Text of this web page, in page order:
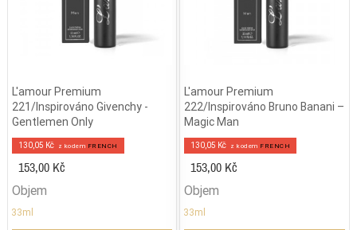
L'amour Premium
221/Inspirováno Givenchy -
Gentlemen Only
130,05 Kč z kodem FRENCH
153,00 Kč
Objem
33ml
L'amour Premium
222/Inspirováno Bruno Banani –
Magic Man
130,05 Kč z kodem FRENCH
153,00 Kč
Objem
33ml